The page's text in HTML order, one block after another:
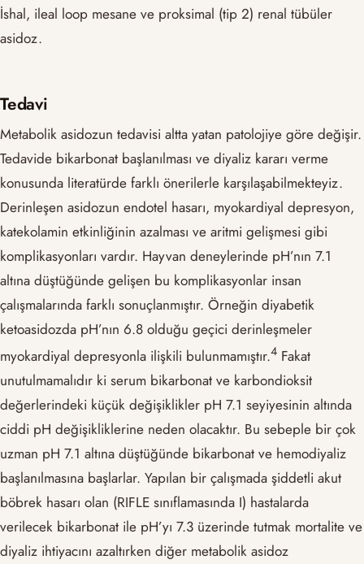
İshal, ileal loop mesane ve proksimal (tip 2) renal tübüler
asidoz.
Tedavi
Metabolik asidozun tedavisi altta yatan patolojiye göre değişir.
Tedavide bikarbonat başlanılması ve diyaliz kararı verme
konusunda literatürde farklı önerilerle karşılaşabilmekteyiz.
Derinleşen asidozun endotel hasarı, myokardiyal depresyon,
katekolamin etkinliğinin azalması ve aritmi gelişmesi gibi
komplikasyonları vardır. Hayvan deneylerinde pH’nın 7.1
altına düştüğünde gelişen bu komplikasyonlar insan
çalışmalarında farklı sonuçlanmıştır. Örneğin diyabetik
ketoasidozda pH’nın 6.8 olduğu geçici derinleşmeler
myokardiyal depresyonla ilişkili bulunmamıştır.​4​ Fakat
unutulmamalıdır ki serum bikarbonat ve karbondioksit
değerlerindeki küçük değişiklikler pH 7.1 seyiyesinin altında
ciddi pH değişikliklerine neden olacaktır. Bu sebeple bir çok
uzman pH 7.1 altına düştüğünde bikarbonat ve hemodiyaliz
başlanılmasına başlarlar. Yapılan bir çalışmada şiddetli akut
böbrek hasarı olan (RIFLE sınıflamasında I) hastalarda
verilecek bikarbonat ile pH’yı 7.3 üzerinde tutmak mortalite ve
diyaliz ihtiyacını azaltırken diğer metabolik asidoz